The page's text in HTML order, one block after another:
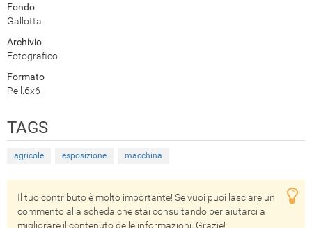
Fondo
Gallotta
Archivio
Fotografico
Formato
Pell.6x6
TAGS
agricole esposizione macchina
Il tuo contributo è molto importante! Se vuoi puoi lasciare un
commento alla scheda che stai consultando per aiutarci a
migliorare il contenuto delle informazioni. Grazie!